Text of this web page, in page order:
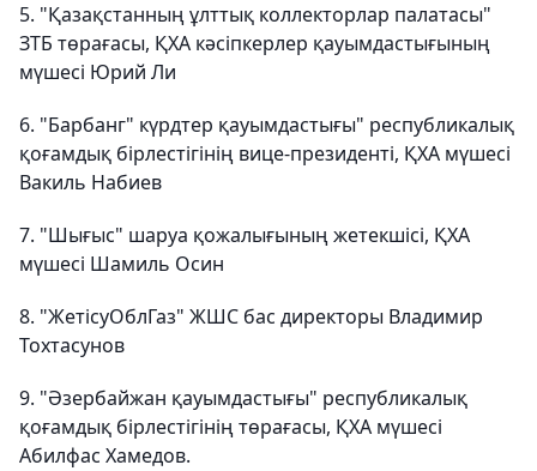
5. "Қазақстанның ұлттық коллекторлар палатасы"
ЗТБ төрағасы, ҚХА кәсіпкерлер қауымдастығының
мүшесі Юрий Ли
6. "Барбанг" күрдтер қауымдастығы" республикалық
қоғамдық бірлестігінің вице-президенті, ҚХА мүшесі
Вакиль Набиев
7. "Шығыс" шаруа қожалығының жетекшісі, ҚХА
мүшесі Шамиль Осин
8. "ЖетісуОблГаз" ЖШС бас директоры Владимир
Тохтасунов
9. "Әзербайжан қауымдастығы" республикалық
қоғамдық бірлестігінің төрағасы, ҚХА мүшесі
Абилфас Хамедов.